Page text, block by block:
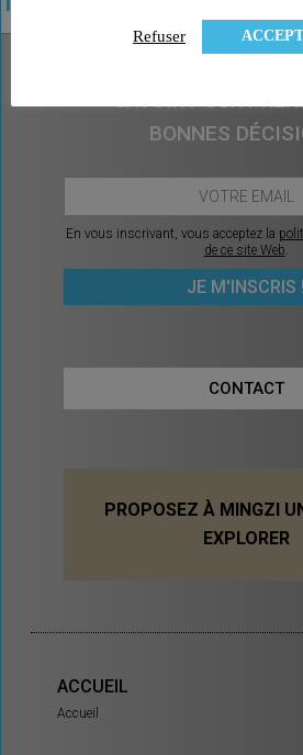
SAVOIR POUR
BONNES
En vous inscrivant, vous acceptez la
de ce site Web.
CONTACT
PROPOSEZ À MINGZI
EXPLORER
ACCUEIL
Accueil
Refuser